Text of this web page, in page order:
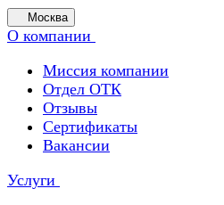
Москва
О компании
Миссия компании
Отдел ОТК
Отзывы
Сертификаты
Вакансии
Услуги